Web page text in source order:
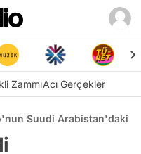
ZammıAcı Gerçekler
Suudi Arabistan'daki